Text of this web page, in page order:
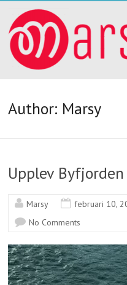
content
I
Byfjorden
har
vi
ett
antal
marsys.se
Author: Marsy
Upplev
Marsy februari 10,
No Comments